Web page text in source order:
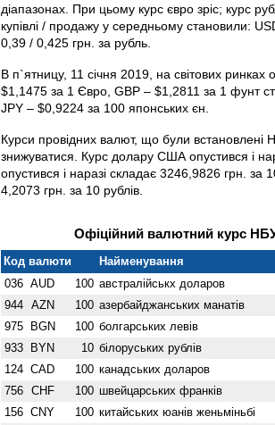
діапазонах. При цьому курс євро зріс; курс
купівлі / продажу у середньому становили:
0,39 / 0,425 грн. за рубль.
В п`ятницу, 11 січня 2019, на світових
$1,1475 за 1 Євро, GBP – $1,2811 за 1 фунт
JPY – $0,9224 за 100 японських єн.
Курси провідних валют, що були встановлені
знижуватися. Курс долару США опустився і
опустився і наразі складає 3246,9826 грн. за
4,2073 грн. за 10 рублів.
Офіційний валютний курс НБУ
Код валюти Найменування
036 AUD 100 австралійськх доларов
944 AZN 100 азербайджанських манатів
975 BGN 100 болгарських левів
933 BYN 10 білоруських рублів
124 CAD 100 канадських доларов
756 CHF 100 швейцарських франків
156 CNY 100 китайських юанів женьмiньбi